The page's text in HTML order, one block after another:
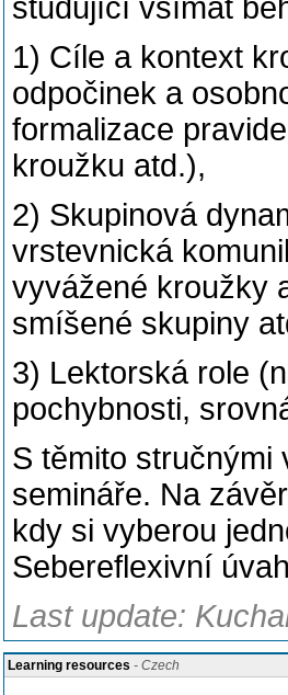
studující všímat bě
1) Cíle a kontext
odpočinek a
formalizace
kroužku atd.),
2) Skupinová
vrstevnická
vyvážené kroužky
smíšené skupiny
3) Lektorská role
pochybnosti,
S těmito stručnými
semináře. Na závěr
kdy si vyberou
Sebereflexivní
Last update:
Learning resources - Czech